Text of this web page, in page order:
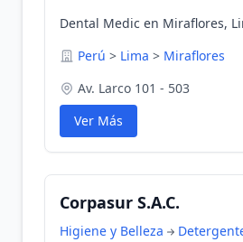
Dental Medic en Miraflores,
Perú > Lima > Miraflores
Av. Larco 101 - 503
Ver Más
Corpasur S.A.C.
Higiene y Belleza